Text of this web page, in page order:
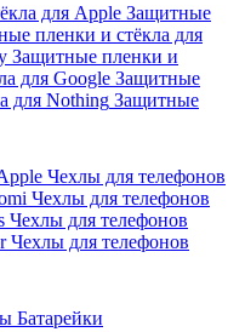
для Apple Защитные
пленки и стёкла для
Защитные пленки и
для Google Защитные
для Nothing Защитные
Чехлы для телефонов
Чехлы для телефонов
Чехлы для телефонов
Чехлы для телефонов
Батарейки